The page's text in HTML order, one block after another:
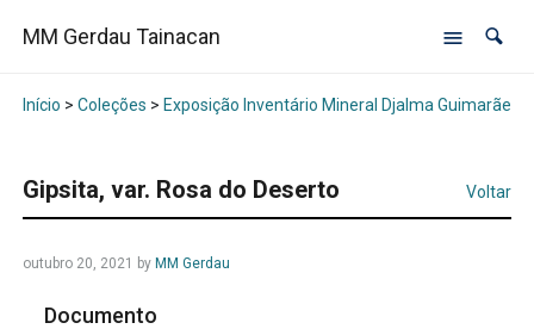
MM Gerdau Tainacan
Início > Coleções > Exposição Inventário Mineral Djalma Guimarães
Gipsita, var. Rosa do Deserto Voltar
outubro 20, 2021 by MM Gerdau
Documento